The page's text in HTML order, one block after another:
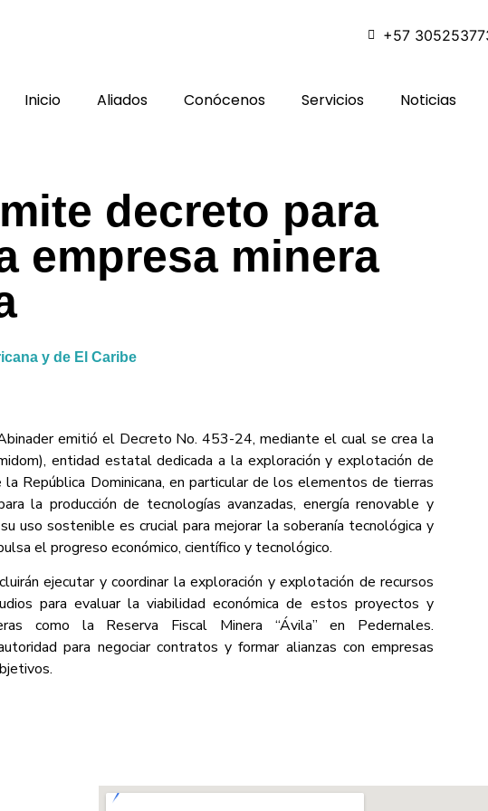
+57
Inicio Aliados Conócenos Servicios Noticias
decreto para
empresa minera
y de El Caribe
emitió el Decreto No. 453-24, mediante el cual se crea la
entidad estatal dedicada a la exploración y explotación de
República Dominicana, en particular de los elementos de tierras
la producción de tecnologías avanzadas, energía renovable y
uso sostenible es crucial para mejorar la soberanía tecnológica y
el progreso económico, científico y tecnológico.
ejecutar y coordinar la exploración y explotación de recursos
para evaluar la viabilidad económica de estos proyectos y
como la Reserva Fiscal Minera “Ávila” en Pedernales.
para negociar contratos y formar alianzas con empresas